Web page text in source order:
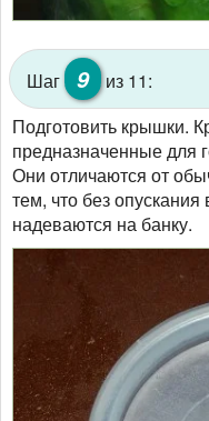
Шаг 9
из 11:
Подготовить крышки.
предназначенные для
Они отличаются от
тем, что без
надеваются на банку.